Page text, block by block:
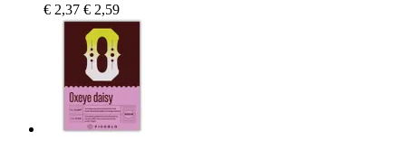
€ 2,37 € 2,59